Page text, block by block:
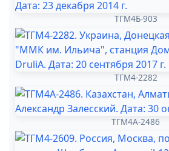
ТГМ4Б-903
ТГМ4-2282
ТГМ4А-2486